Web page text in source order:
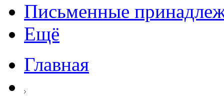
Письменные
Ещё
Главная